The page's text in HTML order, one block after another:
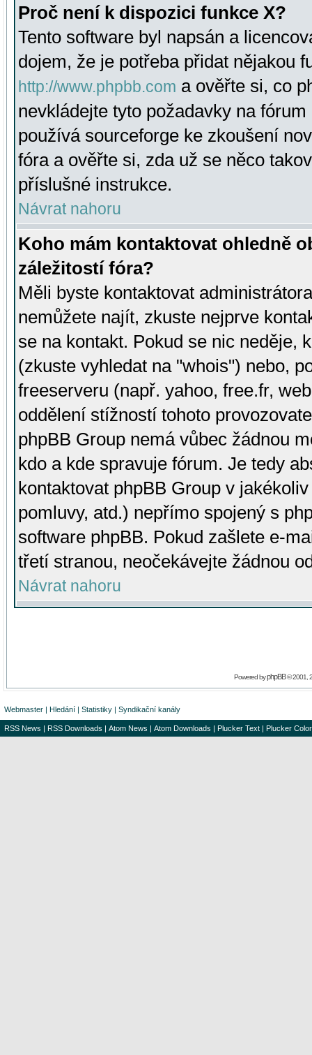
Proč není k dispozici funkce X?
Tento software byl napsán a
dojem, že je potřeba přidat nějakou
http://www.phpbb.com a ověřte si, co
nevkládejte tyto požadavky na
používá sourceforge ke zkoušení
fóra a ověřte si, zda už se něco
příslušné instrukce.
Návrat nahoru
Koho mám kontaktovat ohledně
záležitostí fóra?
Měli byste kontaktovat
nemůžete najít, zkuste nejprve
se na kontakt. Pokud se nic neděje,
(zkuste vyhledat na "whois") nebo,
freeserveru (např. yahoo, free.fr,
oddělení stížností tohoto
phpBB Group nemá vůbec žádnou
kdo a kde spravuje fórum. Je tedy
kontaktovat phpBB Group v
pomluvy, atd.) nepřímo spojený s
software phpBB. Pokud zašlete e-
třetí stranou, neočekávejte žádnou
Návrat nahoru
Powered byphpBB© 2001,
Webmaster | Hledání | Statistiky | Syndikační kanály
RSS News | RSS Downloads | Atom News | Atom Downloads | Plucker Text | Plucker Color